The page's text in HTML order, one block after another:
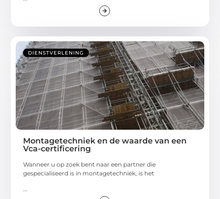
DIENSTVERLENING
Montagetechniek en de waarde van een
Vca-certificering
Wanneer u op zoek bent naar een partner die
gespecialiseerd is in montagetechniek, is het